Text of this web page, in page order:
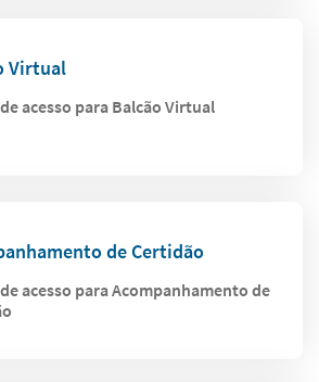
Virtual
acesso para Balcão Virtual
de Certidão
acesso para Acompanhamento de